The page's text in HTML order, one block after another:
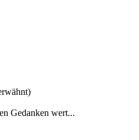
Gedanken wert...